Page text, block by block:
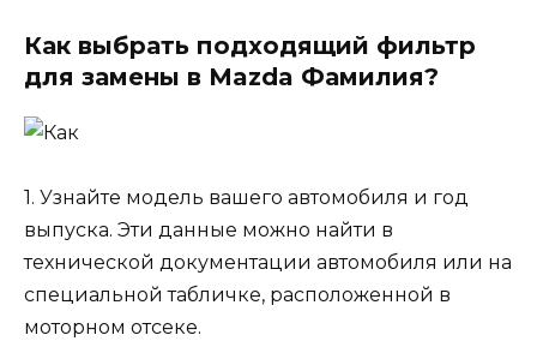
Как выбрать подходящий фильтр
для замены в Mazda Фамилия?
1. Узнайте модель вашего автомобиля и год
выпуска. Эти данные можно найти в
технической документации автомобиля или на
специальной табличке, расположенной в
моторном отсеке.